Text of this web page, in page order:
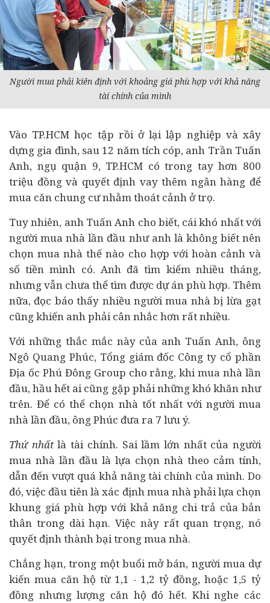
Người mua phải kiên định với khoảng giá phù hợp với khả năng
tài chính của mình
Vào TP.HCM học tập rồi ở lại lập nghiệp và xây
dựng gia đình, sau 12 năm tích cóp, anh Trần Tuấn
Anh, ngụ quận 9, TP.HCM có trong tay hơn 800
triệu đồng và quyết định vay thêm ngân hàng để
mua căn chung cư nhằm thoát cảnh ở trọ.
Tuy nhiên, anh Tuấn Anh cho biết, cái khó nhất với
người mua nhà lần đầu như anh là không biết nên
chọn mua nhà thế nào cho hợp với hoàn cảnh và
số tiền mình có. Anh đã tìm kiếm nhiều tháng,
nhưng vẫn chưa thể tìm được dự ánphù hợp. Thêm
nữa, đọc báo thấy nhiều người mua nhà bị lừa gạt
cũng khiến anh phải cân nhắc hơn rất nhiều.
Với những thắc mắc này của anh Tuấn Anh, ông
Ngô Quang Phúc, Tổng giám đốc Công ty cổ phần
Địa ốc Phú Đông Group cho rằng, khi mua nhà lần
đầu, hầu hết ai cũng gặp phải những khó khăn như
trên. Để có thể chọn nhà tốt nhất với người mua
nhà lần đầu, ông Phúc đưa ra 7 lưu ý.
Thứ nhấtlà tài chính. Sai lầm lớn nhất của người
mua nhà lần đầu là lựa chọn nhà theo cảm tính,
dẫn đến vượt quá khả năng tài chính của mình. Do
đó, việc đầu tiên là xác định mua nhà phải lựa chọn
khung giá phù hợp với khả năng chi trả của bản
thân trong dài hạn. Việc này rất quan trọng, nó
quyết định thành bại trong mua nhà.
Chẳng hạn, trong một buổi mở bán, người mua dự
kiến mua căn hộ từ 1,1 - 1,2 tỷ đồng, hoặc 1,5 tỷ
đồng nhưng lượng căn hộ đó hết. Khi nghe các